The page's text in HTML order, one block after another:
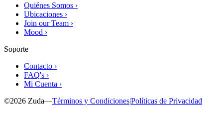
Quiénes Somos ›
Ubicaciones ›
Join our Team ›
Mood ›
Soporte
Contacto ›
FAQ's ›
Mi Cuenta ›
©2026 Zuda—Términos y Condiciones|Políticas de Privacidad